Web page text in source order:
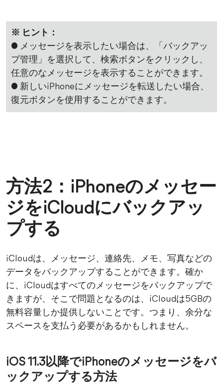
※ ヒント：
● メッセージを表示したい場合は、「バックアッ
プ管理」を選択して、検索ボタンをクリックし、
任意のなメッセージを表示することができます。
● 新しいiPhoneにメッセージを転送したい場合、
復元ボタンを使用することができます。
方法2：iPhoneのメッセー
ジをiCloudにバックアッ
プする
iCloudは、メッセージ、連絡先、メモ、写真などの
データをバックアップすることができます。確か
に、iCloudはすべてのメッセージをバックアップで
きますが、そこで問題となるのは、iCloudは5GBの
無料容量しか提供しないことです。つまり、余分な
スペースを支払う必要があるかもしれません。
iOS 11.3以降でiPhoneのメッセージをバ
ックアップする方法